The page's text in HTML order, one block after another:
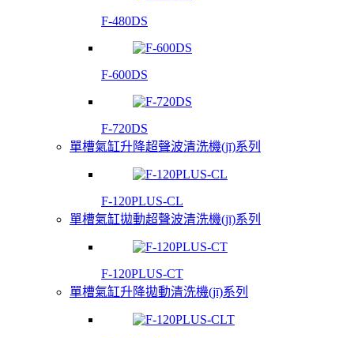
F-480DS
F-600DS
F-720DS
單槽氣缸升降超聲波清洗機(jī)系列
F-120PLUS-CL
單槽氣缸拋動超聲波清洗機(jī)系列
F-120PLUS-CT
單槽氣缸升降拋動清洗機(jī)系列